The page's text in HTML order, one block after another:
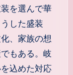
を選んで華
した盛装
、家族の想
もある。岐
込めた対応